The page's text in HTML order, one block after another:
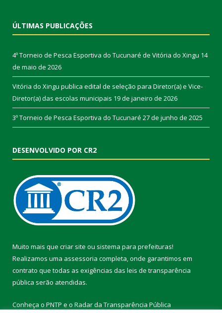
ÚLTIMAS PUBLICAÇÕES
4º Torneio de Pesca Esportiva do Tucunaré de Vitória do Xingu 14
de maio de 2026
Vitória do Xingu publica edital de seleção para Diretor(a) e Vice-
Diretor(a) das escolas municipais 19 de janeiro de 2026
3º Torneio de Pesca Esportiva do Tucunaré 27 de junho de 2025
DESENVOLVIDO POR CR2
Muito mais que criar site ou sistema para prefeituras!
Realizamos uma assessoria completa, onde garantimos em
contrato que todas as exigências das leis de transparência
pública serão atendidas.
Conheça o PNTP e o Radar da Transparência Pública